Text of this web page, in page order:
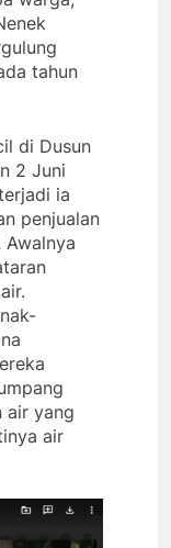
tahun
di Dusun
2 Juni
ia
penjualan
air yang
air